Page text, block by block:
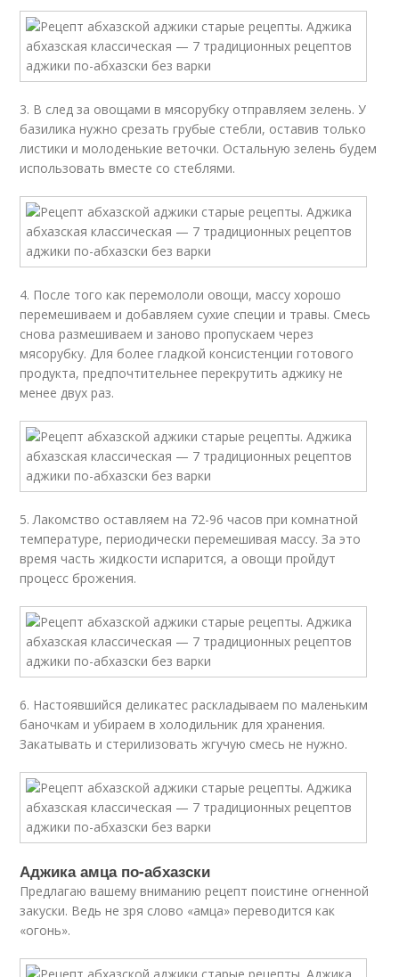
3. В след за овощами в мясорубку отправляем зелень. У
базилика нужно срезать грубые стебли, оставив только
листики и молоденькие веточки. Остальную зелень будем
использовать вместе со стеблями.
4. После того как перемололи овощи, массу хорошо
перемешиваем и добавляем сухие специи и травы. Смесь
снова размешиваем и заново пропускаем через
мясорубку. Для более гладкой консистенции готового
продукта, предпочтительнее перекрутить аджику не
менее двух раз.
5. Лакомство оставляем на 72-96 часов при комнатной
температуре, периодически перемешивая массу. За это
время часть жидкости испарится, а овощи пройдут
процесс брожения.
6. Настоявшийся деликатес раскладываем по маленьким
баночкам и убираем в холодильник для хранения.
Закатывать и стерилизовать жгучую смесь не нужно.
Аджика амца по-абхазски
Предлагаю вашему вниманию рецепт поистине огненной
закуски. Ведь не зря слово «амца» переводится как
«огонь».